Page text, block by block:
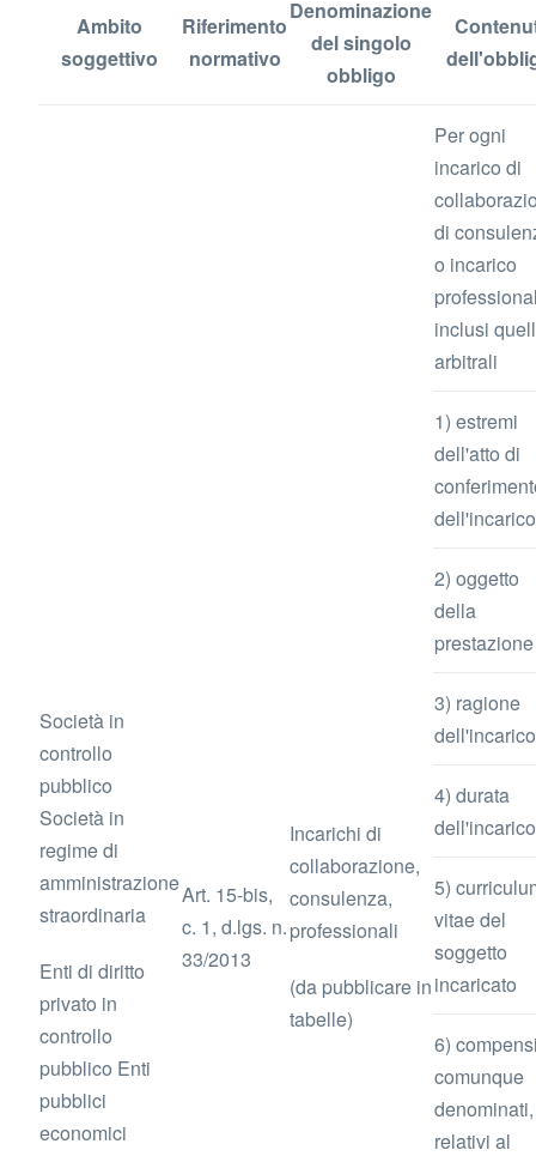
Ambito
soggettivo
Riferimento
normativo
Denominazione
del singolo
obbligo
Società in
controllo
pubblico
Società in
regime di
amministrazione
straordinaria
Enti di diritto
privato in
controllo
pubblico Enti
pubblici
economici
Art. 15-bis,
c. 1, d.lgs. n.
33/2013
Incarichi di
collaborazione,
consulenza,
professionali
(da pubblicare in
tabelle)
Per ogni
incarico di
di
o incarico
inclusi
arbitrali
1) estremi
dell'atto di
dell'incarico
2) oggetto
della
prestazione
3) ragione
dell'incarico
4) durata
dell'incarico
5)
vitae del
soggetto
incaricato
6)
comunque
denominati,
relativi al